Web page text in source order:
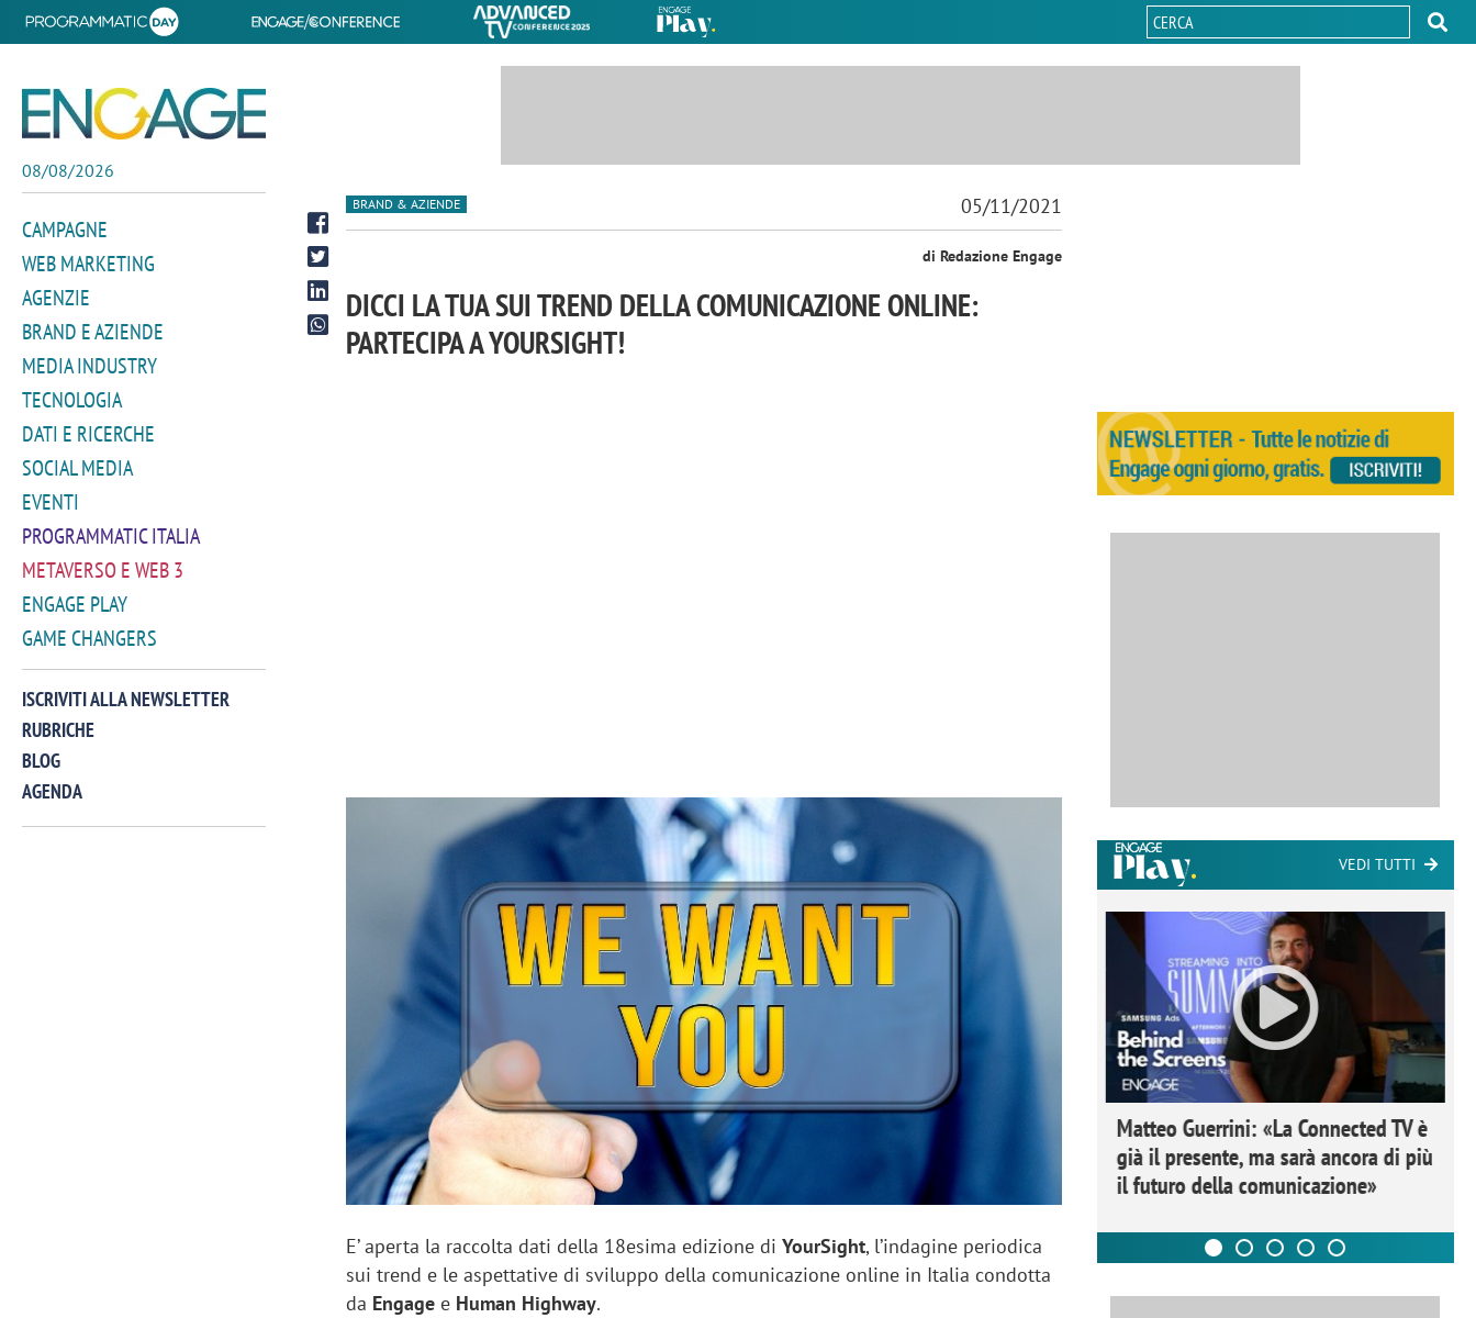
08/08/2026
CAMPAGNE
WEB MARKETING
AGENZIE
BRAND E AZIENDE
MEDIA INDUSTRY
TECNOLOGIA
DATI E RICERCHE
SOCIAL MEDIA
EVENTI
PROGRAMMATIC ITALIA
METAVERSO E WEB 3
ENGAGE PLAY
GAME CHANGERS
ISCRIVITI ALLA NEWSLETTER
RUBRICHE
BLOG
AGENDA
BRAND & AZIENDE 05/11/2021
di Redazione Engage
DICCI LA TUA SUI TREND DELLA COMUNICAZIONE ONLINE:
PARTECIPA A YOURSIGHT!
E’ aperta la raccolta dati della 18esima edizione diYourSight, l’indagine periodica
sui trend e le aspettative di sviluppo della comunicazione online in Italia condotta
da Engage e Human Highway.
VEDI TUTTI
Manassero, Samsung Ads: «Con Total
Perez, Samsung Ads: «L'Italia è un
mercato strategico e continuerà a
crescere»
Networking agli eventi: come la
startup Kicè punta a eliminare lo
"spreco di relazioni"
Matteo Guerrini: «La Connected TV è
già il presente, ma sarà ancora di più
il futuro della comunicazione»